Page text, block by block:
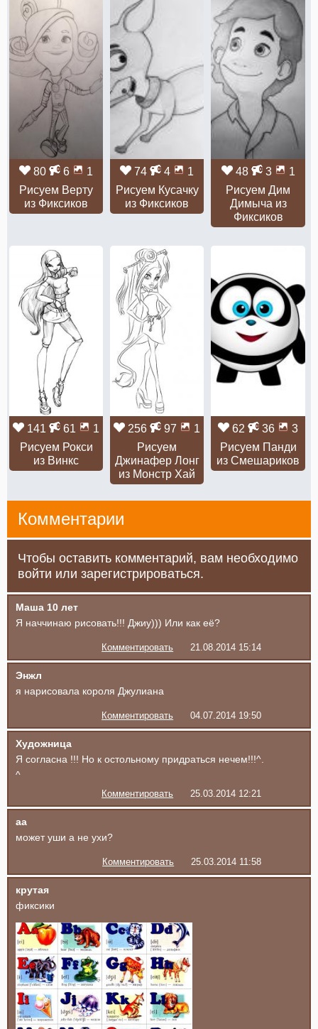
80 6
1
Рисуем Верту
из Фиксиков
74 4
1
Рисуем Кусачку
из Фиксиков
48 3
1
Рисуем Дим
Димыча из
Фиксиков
141 61
1
Рисуем Рокси
из Винкс
256 97
1
Рисуем
Джинафер Лонг
из Монстр Хай
62 36
3
Рисуем Панди
из Смешариков
Комментарии
Чтобы оставить комментарий, вам необходимо
войти или зарегистрироваться.
Маша 10 лет
Я наччинаю рисовать!!! Джиу))) Или как её?
Комментировать 21.08.2014 15:14
Энжл
я нарисовала короля Джулиана
Комментировать 04.07.2014 19:50
Художница
Я согласна !!! Но к остольному придраться нечем!!!^.
^
Комментировать 25.03.2014 12:21
аа
может уши а не ухи?
Комментировать 25.03.2014 11:58
крутая
фиксики